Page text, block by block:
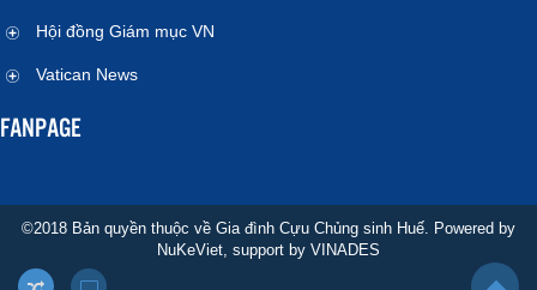
Hội đồng Giám mục VN
Vatican News
FANPAGE
©2018 Bản quyền thuộc về Gia đình Cựu Chủng sinh Huế. Powered by
NuKeViet, support by VINADES